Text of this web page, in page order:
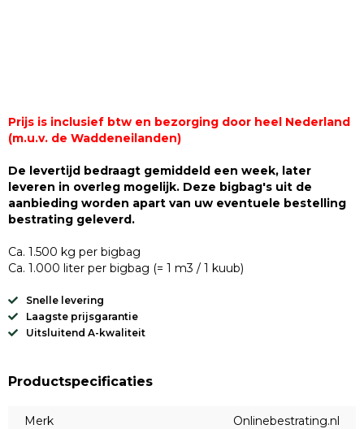
Prijs is inclusief btw en bezorging door heel Nederland
(m.u.v. de Waddeneilanden)
De levertijd bedraagt gemiddeld een week, later
leveren in overleg mogelijk. Deze bigbag's uit de
aanbieding worden apart van uw eventuele bestelling
bestrating geleverd.
Ca. 1.500 kg per bigbag
Ca. 1.000 liter per bigbag (= 1 m3 / 1 kuub)
Snelle levering
Laagste prijsgarantie
Uitsluitend A-kwaliteit
Productspecificaties
Merk
Onlinebestrating.nl